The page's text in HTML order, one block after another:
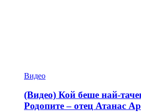
Видео
(Видео) Кой беше най-
Родопите – отец Атанас